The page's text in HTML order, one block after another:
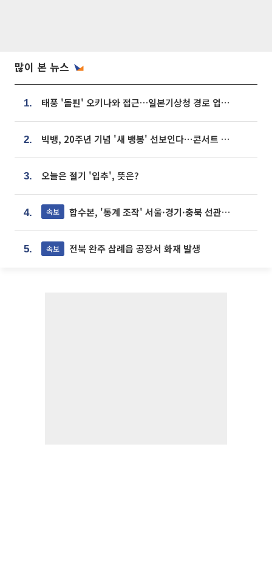
많이 본 뉴스
1. 태풍 '돌핀' 오키나와 접근…일본기상청 경로 업데이트
2. 빅뱅, 20주년 기념 '새 뱅봉' 선보인다⋯콘서트 앞두고 팝업 개최
3. 오늘은 절기 '입추', 뜻은?
4. 속보 합수본, '통계 조작' 서울·경기·충북 선관위 등 추가 압수수색
5. 속보 전북 완주 삼례읍 공장서 화재 발생